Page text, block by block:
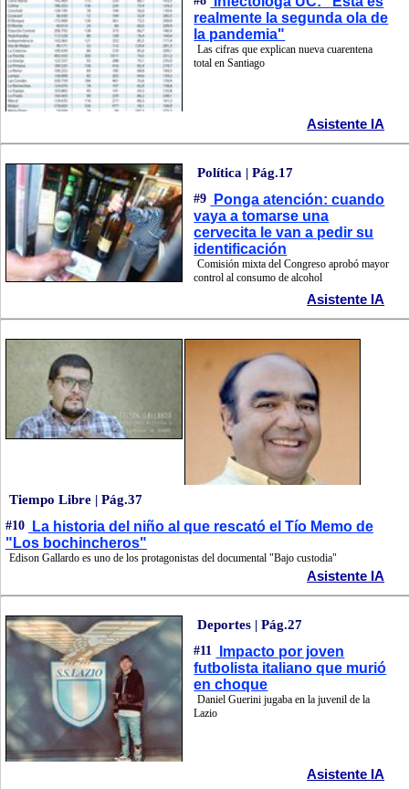
realmente la segunda ola de
la pandemia"
Las cifras que explican nueva cuarentena
total en Santiago
Asistente IA
Política | Pág.17
#9
Ponga atención: cuando
vaya a tomarse una
cervecita le van a pedir su
identificación
Comisión mixta del Congreso aprobó mayor
control al consumo de alcohol
Asistente IA
Tiempo Libre | Pág.37
#10
La historia del niño al que rescató el Tío Memo de
"Los bochincheros"
Edison Gallardo es uno de los protagonistas del documental "Bajo custodia"
Asistente IA
Deportes | Pág.27
#11
Impacto por joven
futbolista italiano que murió
en choque
Daniel Guerini jugaba en la juvenil de la
Lazio
Asistente IA